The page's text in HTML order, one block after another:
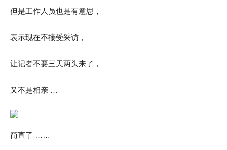
但是工作人员也是有意思，
表示现在不接受采访，
让记者不要三天两头来了，
又不是相亲 …
简直了 ……